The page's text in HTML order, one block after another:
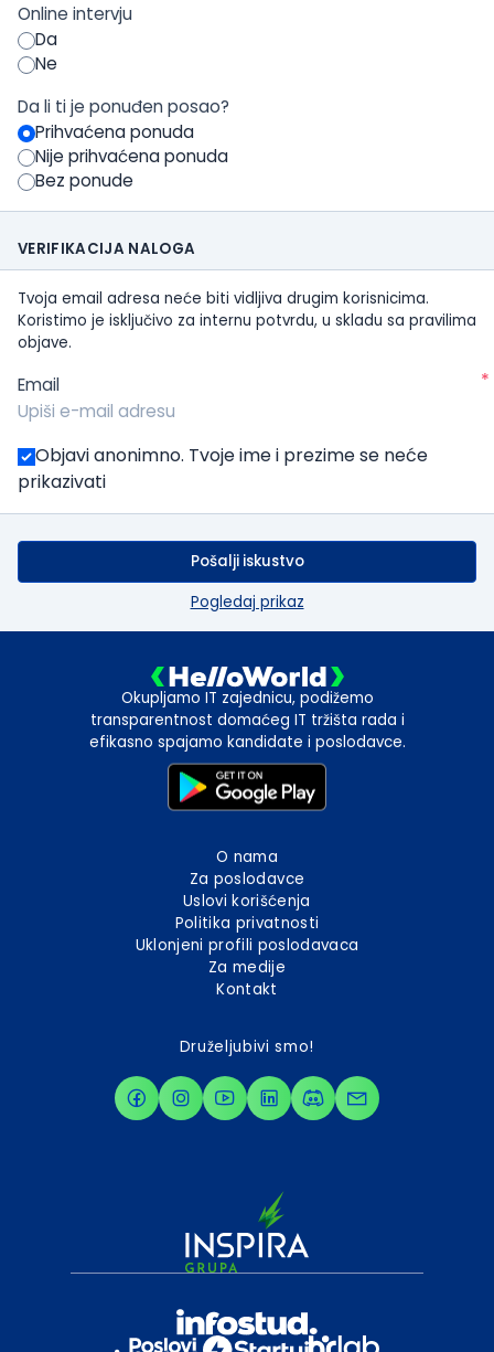
Online intervju
Da
Ne
Da li ti je ponuđen posao?
Prihvaćena ponuda
Nije prihvaćena ponuda
Bez ponude
VERIFIKACIJA NALOGA
Tvoja email adresa neće biti vidljiva drugim korisnicima.
Koristimo je isključivo za internu potvrdu, u skladu sa pravilima
objave.
Email *
Objavi anonimno. Tvoje ime i prezime se neće
prikazivati
Pošalji iskustvo
Pogledaj prikaz
Okupljamo IT zajednicu, podižemo
transparentnost domaćeg IT tržišta rada i
efikasno spajamo kandidate i poslodavce.
O nama
Za poslodavce
Uslovi korišćenja
Politika privatnosti
Uklonjeni profili poslodavaca
Za medije
Kontakt
Druželjubivi smo!